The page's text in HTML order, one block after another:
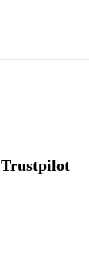
Trustpilot